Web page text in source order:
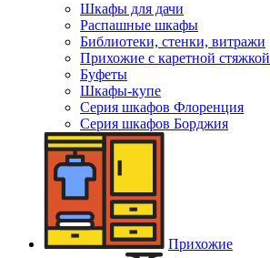
Шкафы для дачи
Распашные шкафы
Библиотеки, стенки, витражи
Прихожие с каретной стяжкой
Буфеты
Шкафы-купе
Серия шкафов Флоренция
Серия шкафов Борджия
Прихожие